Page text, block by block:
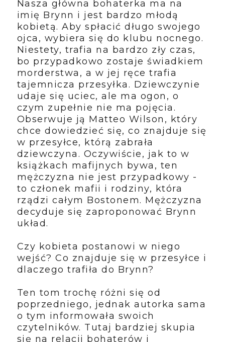
Nasza główna bohaterka ma na
imię Brynn i jest bardzo młodą
kobietą. Aby spłacić długo swojego
ojca, wybiera się do klubu nocnego.
Niestety, trafia na bardzo zły czas,
bo przypadkowo zostaje świadkiem
morderstwa, a w jej ręce trafia
tajemnicza przesyłka. Dziewczynie
udaje się uciec, ale ma ogon, o
czym zupełnie nie ma pojęcia.
Obserwuje ją Matteo Wilson, który
chce dowiedzieć się, co znajduje się
w przesyłce, którą zabrała
dziewczyna. Oczywiście, jak to w
książkach mafijnych bywa, ten
mężczyzna nie jest przypadkowy -
to członek mafii i rodziny, która
rządzi całym Bostonem. Mężczyzna
decyduje się zaproponować Brynn
układ.
Czy kobieta postanowi w niego
wejść? Co znajduje się w przesyłce i
dlaczego trafiła do Brynn?
Ten tom trochę różni się od
poprzedniego, jednak autorka sama
o tym informowała swoich
czytelników. Tutaj bardziej skupia
się na relacji bohaterów i